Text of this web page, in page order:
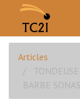
Articles
BARBE